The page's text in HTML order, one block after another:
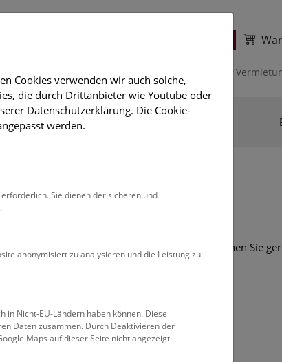
Deck 50
Kalender
heutigen Tages. Für mehr Informationen besuchen Sie
Cookies verwenden wir auch solche,
die durch Drittanbieter wie Youtube oder
Datenschutzerklärung. Die Cookie-
werden.
Sie dienen der sicheren und
anonymisiert zu analysieren und die Leistung zu
in Nicht-EU-Ländern haben können. Diese
Daten zusammen. Durch Deaktivieren der
Maps auf dieser Seite nicht angezeigt.